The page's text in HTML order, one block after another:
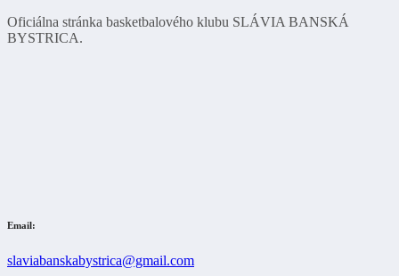
Oficiálna stránka basketbalového klubu SLÁVIA BANSKÁ
BYSTRICA.
Email:
slaviabanskabystrica@gmail.com